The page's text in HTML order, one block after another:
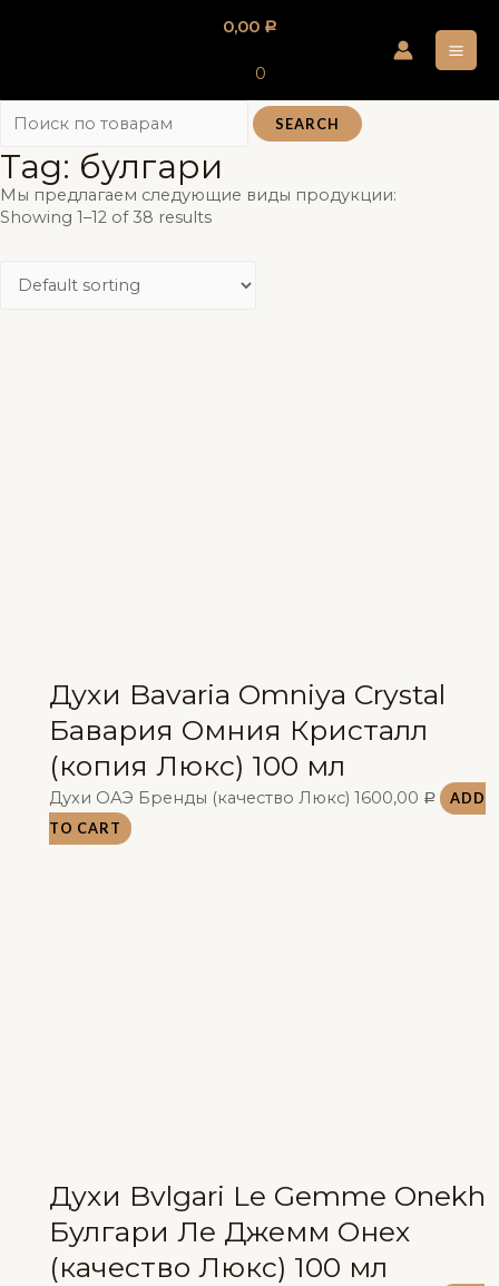
0,00 Р
0
SEARCH
Tag: булгари
Мы предлагаем следующие виды продукции:
Showing 1–12 of 38 results
Духи Bavaria Omniya Crystal
Бавария Омния Кристалл
(копия Люкс) 100 мл
Духи ОАЭ Бренды (качество Люкс) 1600,00 Р
ADD
TO CART
Духи Bvlgari Le Gemme Onekh
Булгари Ле Джемм Онех
(качество Люкс) 100 мл